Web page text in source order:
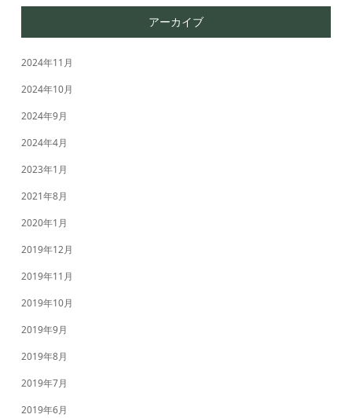
アーカイブ
2024年11月
2024年10月
2024年9月
2024年4月
2023年1月
2021年8月
2020年1月
2019年12月
2019年11月
2019年10月
2019年9月
2019年8月
2019年7月
2019年6月